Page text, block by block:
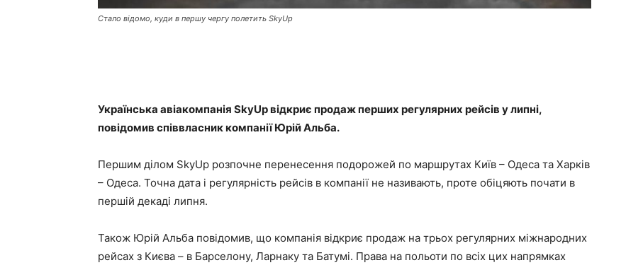
Стало відомо, куди в першу чергу полетить SkyUp
Українська авіакомпанія SkyUp відкриє продаж перших регулярних рейсів у липні,
повідомив співвласник компанії Юрій Альба.
Першим ділом SkyUp розпочне перенесення подорожей по маршрутах Київ – Одеса та Харків
– Одеса. Точна дата і регулярність рейсів в компанії не називають, проте обіцяють почати в
першій декаді липня.
Також Юрій Альба повідомив, що компанія відкриє продаж на трьох регулярних міжнародних
рейсах з Києва – в Барселону, Ларнаку та Батумі. Права на польоти по всіх цих напрямках